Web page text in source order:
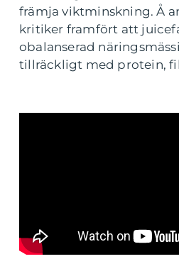
främja viktminskning. Å
kritiker framfört att
obalanserad
tillräckligt med protein,